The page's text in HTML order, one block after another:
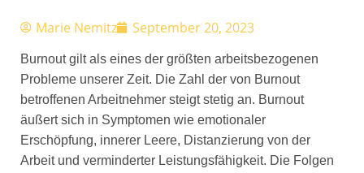
Marie Nemitz September 20, 2023
Burnout gilt als eines der größten arbeitsbezogenen
Probleme unserer Zeit. Die Zahl der von Burnout
betroffenen Arbeitnehmer steigt stetig an. Burnout
äußert sich in Symptomen wie emotionaler
Erschöpfung, innerer Leere, Distanzierung von der
Arbeit und verminderter Leistungsfähigkeit. Die Folgen